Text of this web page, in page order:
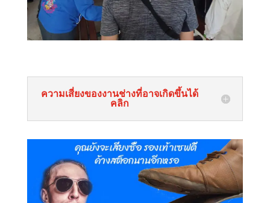
ความเสี่ยงของงานช่างที่อาจเกิดขึ้นได้
คลิก